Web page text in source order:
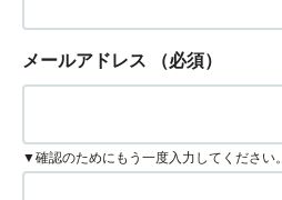
メールアドレス （必須）
▼確認のためにもう一度入力してください。